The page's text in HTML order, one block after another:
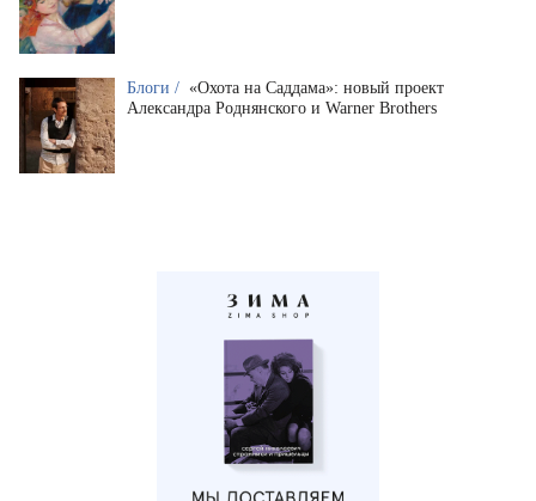
Блоги / «Охота на Саддама»: новый проект
Александра Роднянского и Warner Brothers